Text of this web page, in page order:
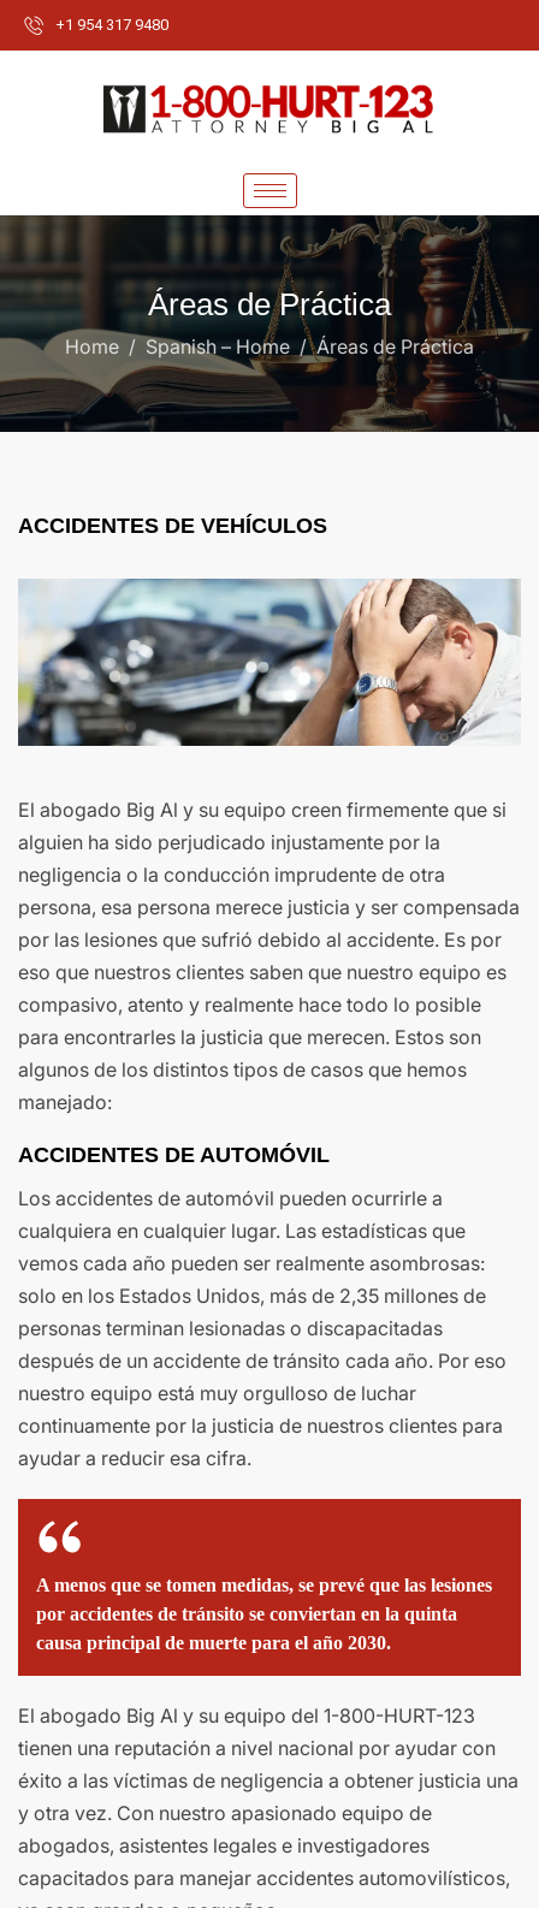
+1 954 317 9480
Áreas de Práctica
Home Spanish – Home Áreas de Práctica
ACCIDENTES DE VEHÍCULOS
El abogado Big Al y su equipo creen firmemente que si
alguien ha sido perjudicado injustamente por la
negligencia o la conducción imprudente de otra
persona, esa persona merece justicia y ser compensada
por las lesiones que sufrió debido al accidente. Es por
eso que nuestros clientes saben que nuestro equipo es
compasivo, atento y realmente hace todo lo posible
para encontrarles la justicia que merecen. Estos son
algunos de los distintos tipos de casos que hemos
manejado:
ACCIDENTES DE AUTOMÓVIL
Los accidentes de automóvil pueden ocurrirle a
cualquiera en cualquier lugar. Las estadísticas que
vemos cada año pueden ser realmente asombrosas:
solo en los Estados Unidos, más de 2,35 millones de
personas terminan lesionadas o discapacitadas
después de un accidente de tránsito cada año. Por eso
nuestro equipo está muy orgulloso de luchar
continuamente por la justicia de nuestros clientes para
ayudar a reducir esa cifra.
A menos que se tomen medidas, se prevé que las lesiones
por accidentes de tránsito se conviertan en la quinta
causa principal de muerte para el año 2030.
El abogado Big Al y su equipo del 1-800-HURT-123
tienen una reputación a nivel nacional por ayudar con
éxito a las víctimas de negligencia a obtener justicia una
y otra vez. Con nuestro apasionado equipo de
abogados, asistentes legales e investigadores
capacitados para manejar accidentes automovilísticos,